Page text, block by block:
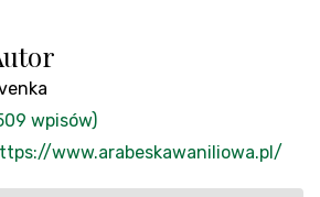
wpisów)
www.arabeskawaniliowa.pl/